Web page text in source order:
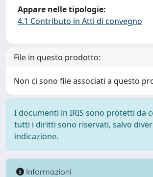
Appare nelle tipologie:
4.1 Contributo in Atti di convegno
File in questo prodotto:
Non ci sono file associati a questo
I documenti in IRIS sono protetti da
tutti i diritti sono riservati, salvo
indicazione.
Informazioni